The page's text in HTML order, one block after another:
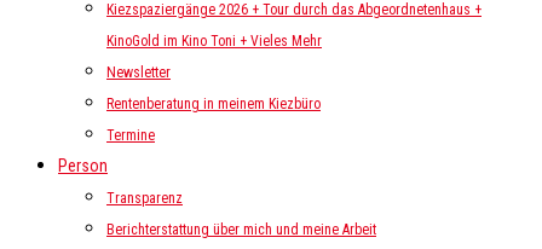
Kiezspaziergänge 2026 + Tour durch das Abgeordnetenhaus +
KinoGold im Kino Toni + Vieles Mehr
Newsletter
Rentenberatung in meinem Kiezbüro
Termine
Person
Transparenz
Berichterstattung über mich und meine Arbeit